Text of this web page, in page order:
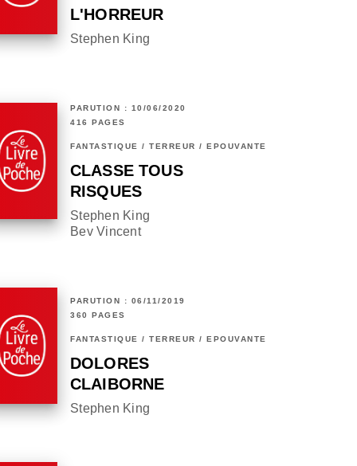
L'HORREUR
Stephen King
PARUTION : 10/06/2020
416 PAGES
FANTASTIQUE / TERREUR / EPOUVANTE
CLASSE TOUS
RISQUES
Stephen King
Bev Vincent
PARUTION : 06/11/2019
360 PAGES
FANTASTIQUE / TERREUR / EPOUVANTE
DOLORES
CLAIBORNE
Stephen King